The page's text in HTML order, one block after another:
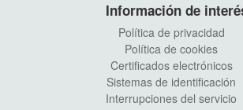
Información de
Política de privacidad
Política de cookies
Certificados electrónicos
Sistemas de identificación
Interrupciones del servicio